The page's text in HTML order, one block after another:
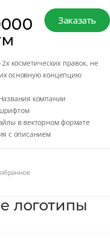
Заказать
косметических правок, не
основную концепцию
компании
в векторном формате
с описанием
логотипы